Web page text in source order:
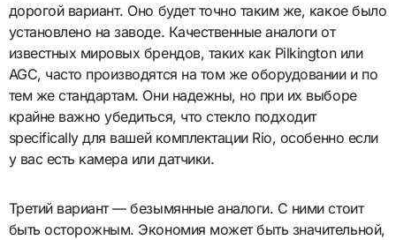
дорогой вариант. Оно будет точно таким же, какое было
установлено на заводе. Качественные аналоги от
известных мировых брендов, таких как Pilkington или
AGC, часто производятся на том же оборудовании и по
тем же стандартам. Они надежны, но при их выборе
крайне важно убедиться, что стекло подходит
specifically для вашей комплектации Rio, особенно если
у вас есть камера или датчики.
Третий вариант — безымянные аналоги. С ними стоит
быть осторожным. Экономия может быть значительной,